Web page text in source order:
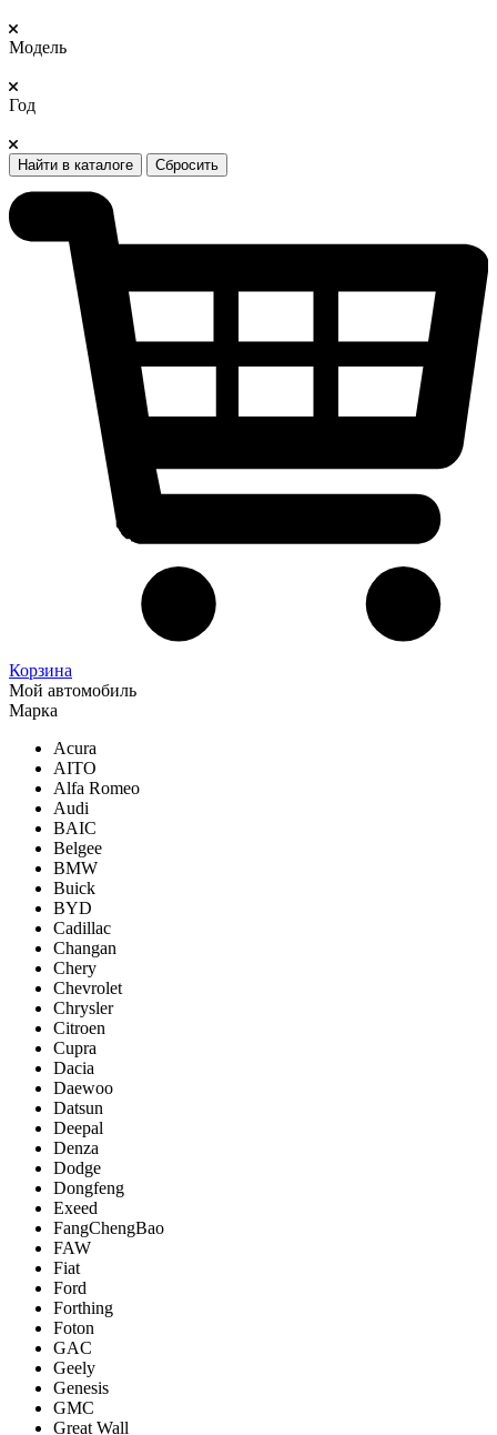
Модель
Год
Найти в каталоге Сбросить
Корзина
Мой автомобиль
Марка
Acura
AITO
Alfa Romeo
Audi
BAIC
Belgee
BMW
Buick
BYD
Cadillac
Changan
Chery
Chevrolet
Chrysler
Citroen
Cupra
Dacia
Daewoo
Datsun
Deepal
Denza
Dodge
Dongfeng
Exeed
FangChengBao
FAW
Fiat
Ford
Forthing
Foton
GAC
Geely
Genesis
GMC
Great Wall